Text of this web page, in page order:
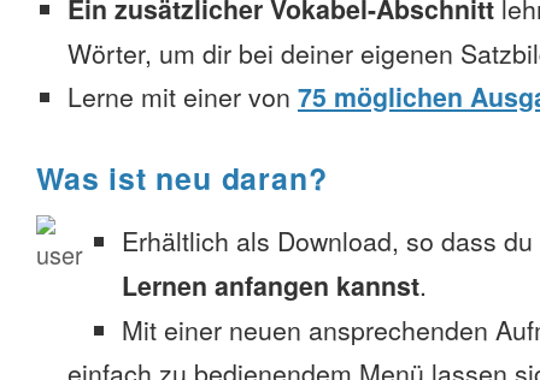
Ein zusätzlicher Vokabel-Abschnitt
Wörter, um dir bei deiner eigenen
Lerne mit einer von 75 möglichen
Was ist neu daran?
Erhältlich als Download, so dass du
Lernen anfangen kannst.
Mit einer neuen ansprechenden
einfach zu bedienendem Menü lassen